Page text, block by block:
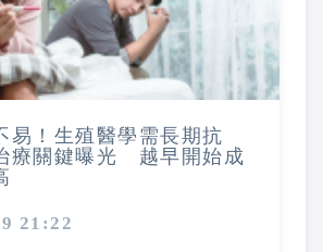
易！生殖醫學需長期抗
關鍵曝光 越早開始成
21:22